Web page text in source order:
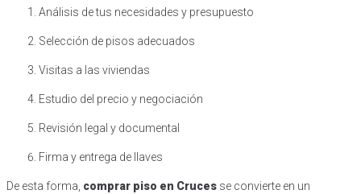
Análisis de tus necesidades y presupuesto
Selección de pisos adecuados
Visitas a las viviendas
Estudio del precio y negociación
Revisión legal y documental
Firma y entrega de llaves
De esta forma, comprar piso en Cruces se convierte en un